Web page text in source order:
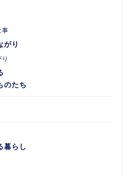
事
がり
のたち
暮らし